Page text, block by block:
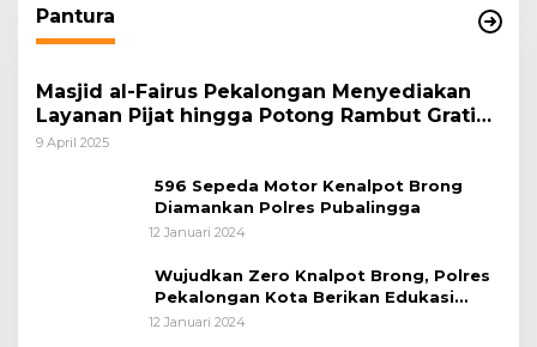
Pantura
Masjid al-Fairus Pekalongan Menyediakan
Layanan Pijat hingga Potong Rambut Gratis
bagi Pemudik Lebaran 2025
9 April 2025
596 Sepeda Motor Kenalpot Brong
Diamankan Polres Pubalingga
12 Januari 2024
Wujudkan Zero Knalpot Brong, Polres
Pekalongan Kota Berikan Edukasi
Kepada Pelajar
12 Januari 2024